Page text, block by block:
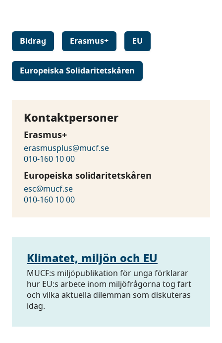
Kontaktpersoner
Erasmus+
erasmusplus@mucf.se
010-160 10 00
Europeiska solidaritetskåren
esc@mucf.se
010-160 10 00
Klimatet, miljön och EU
MUCF:s miljöpublikation för unga förklarar
hur EU:s arbete inom miljöfrågorna tog fart
och vilka aktuella dilemman som diskuteras
idag.
Bidrag Erasmus+ EU
Europeiska Solidaritetskåren